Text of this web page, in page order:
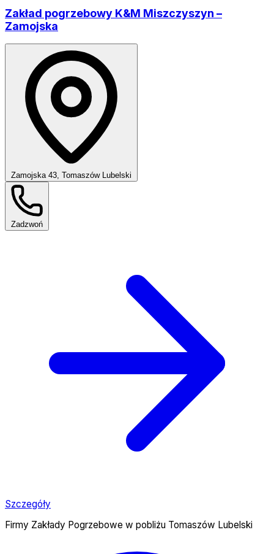
Zakład pogrzebowy K&M Miszczyszyn –
Zamojska
Zamojska 43, Tomaszów Lubelski
Zadzwoń
Szczegóły
Firmy Zakłady Pogrzebowe w pobliżu Tomaszów Lubelski